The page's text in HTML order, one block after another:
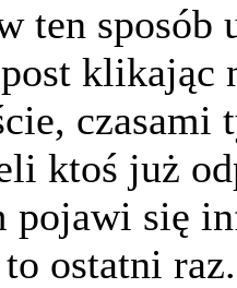
ten sposób
klikając
czasami
ktoś już
pojawi się
to ostatni